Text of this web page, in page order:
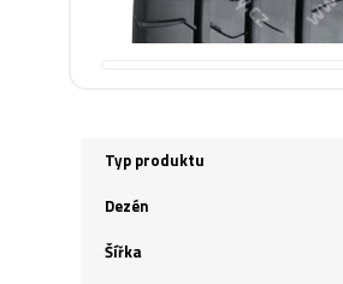
Typ produktu
Dezén
Šířka